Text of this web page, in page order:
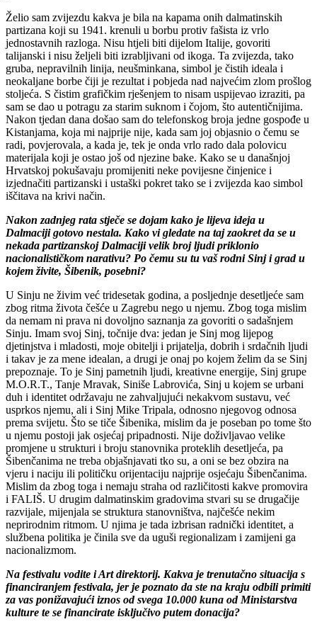
Želio sam zvijezdu kakva je bila na kapama onih dalmatinskih
partizana koji su 1941. krenuli u borbu protiv fašista iz vrlo
jednostavnih razloga. Nisu htjeli biti dijelom Italije, govoriti
talijanski i nisu željeli biti izrabljivani od ikoga. Ta zvijezda, tako
gruba, nepravilnih linija, neušminkana, simbol je čistih ideala i
neokaljane borbe čiji je rezultat i pobjeda nad najvećim zlom prošlog
stoljeća. S čistim grafičkim rješenjem to nisam uspijevao izraziti, pa
sam se dao u potragu za starim suknom i čojom, što autentičnijima.
Nakon tjedan dana došao sam do telefonskog broja jedne gospođe u
Kistanjama, koja mi najprije nije, kada sam joj objasnio o čemu se
radi, povjerovala, a kada je, tek je onda vrlo rado dala polovicu
materijala koji je ostao još od njezine bake. Kako se u današnjoj
Hrvatskoj pokušavaju promijeniti neke povijesne činjenice i
izjednačiti partizanski i ustaški pokret tako se i zvijezda kao simbol
iščitava na krivi način.
Nakon zadnjeg rata stječe se dojam kako je lijeva ideja u
Dalmaciji gotovo nestala. Kako vi gledate na taj zaokret da se u
nekada partizanskoj Dalmaciji velik broj ljudi priklonio
nacionalističkom narativu? Po čemu su tu vaš rodni Sinj i grad u
kojem živite, Šibenik, posebni?
U Sinju ne živim već tridesetak godina, a posljednje desetljeće sam
zbog ritma života češće u Zagrebu nego u njemu. Zbog toga mislim
da nemam ni prava ni dovoljno saznanja za govoriti o sadašnjem
Sinju. Imam svoj Sinj, točnije dva: jedan je Sinj mog lijepog
djetinjstva i mladosti, moje obitelji i prijatelja, dobrih i srdačnih ljudi
i takav je za mene idealan, a drugi je onaj po kojem želim da se Sinj
prepoznaje. To je Sinj pametnih ljudi, kreativne energije, Sinj grupe
M.O.R.T., Tanje Mravak, Siniše Labrovića, Sinj u kojem se urbani
duh i identitet održavaju ne zahvaljujući nekakvom sustavu, već
usprkos njemu, ali i Sinj Mike Tripala, odnosno njegovog odnosa
prema svijetu. Što se tiče Šibenika, mislim da je poseban po tome što
u njemu postoji jak osjećaj pripadnosti. Nije doživljavao velike
promjene u strukturi i broju stanovnika proteklih desetljeća, pa
Šibenčanima ne treba objašnjavati tko su, a oni se bez obzira na
vjeru i naciju ili političku orijentaciju najprije osjećaju Šibenčanima.
Mislim da zbog toga i nemaju straha od različitosti kakve promovira
i FALIŠ. U drugim dalmatinskim gradovima stvari su se drugačije
razvijale, mijenjala se struktura stanovništva, najčešće nekim
neprirodnim ritmom. U njima je tada izbrisan radnički identitet, a
službena politika je činila sve da uguši regionalizam i zamijeni ga
nacionalizmom.
Na festivalu vodite i Art direktorij. Kakva je trenutačno situacija s
financiranjem festivala, jer je poznato da ste na kraju odbili primiti
za vas ponižavajući iznos od svega 10.000 kuna od Ministarstva
kulture te se financirate isključivo putem donacija?